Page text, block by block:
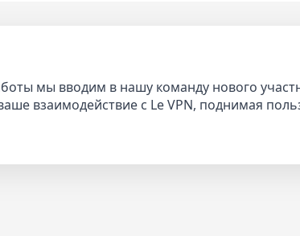
мы вводим в нашу команду нового
взаимодействие с Le VPN, поднимая